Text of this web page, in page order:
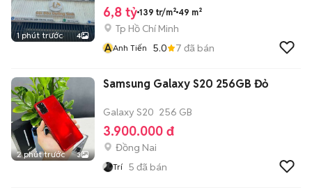
1 phút trước 4
6,8 tỷ 139 tr/m² 49 m²
Tp Hồ Chí Minh
AAnh Tiến 5.0 7 đã bán
2 phút trước 3
Samsung Galaxy S20 256GB Đỏ
Galaxy S20 256 GB
3.900.000 đ
Đồng Nai
Trí 5 đã bán